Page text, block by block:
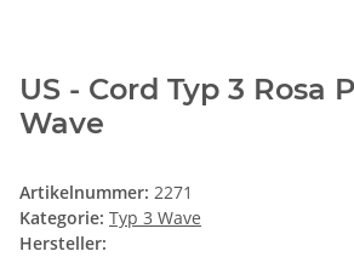
US - Cord Typ 3 Rosa
Wave
Artikelnummer: 2271
Kategorie: Typ 3 Wave
Hersteller: